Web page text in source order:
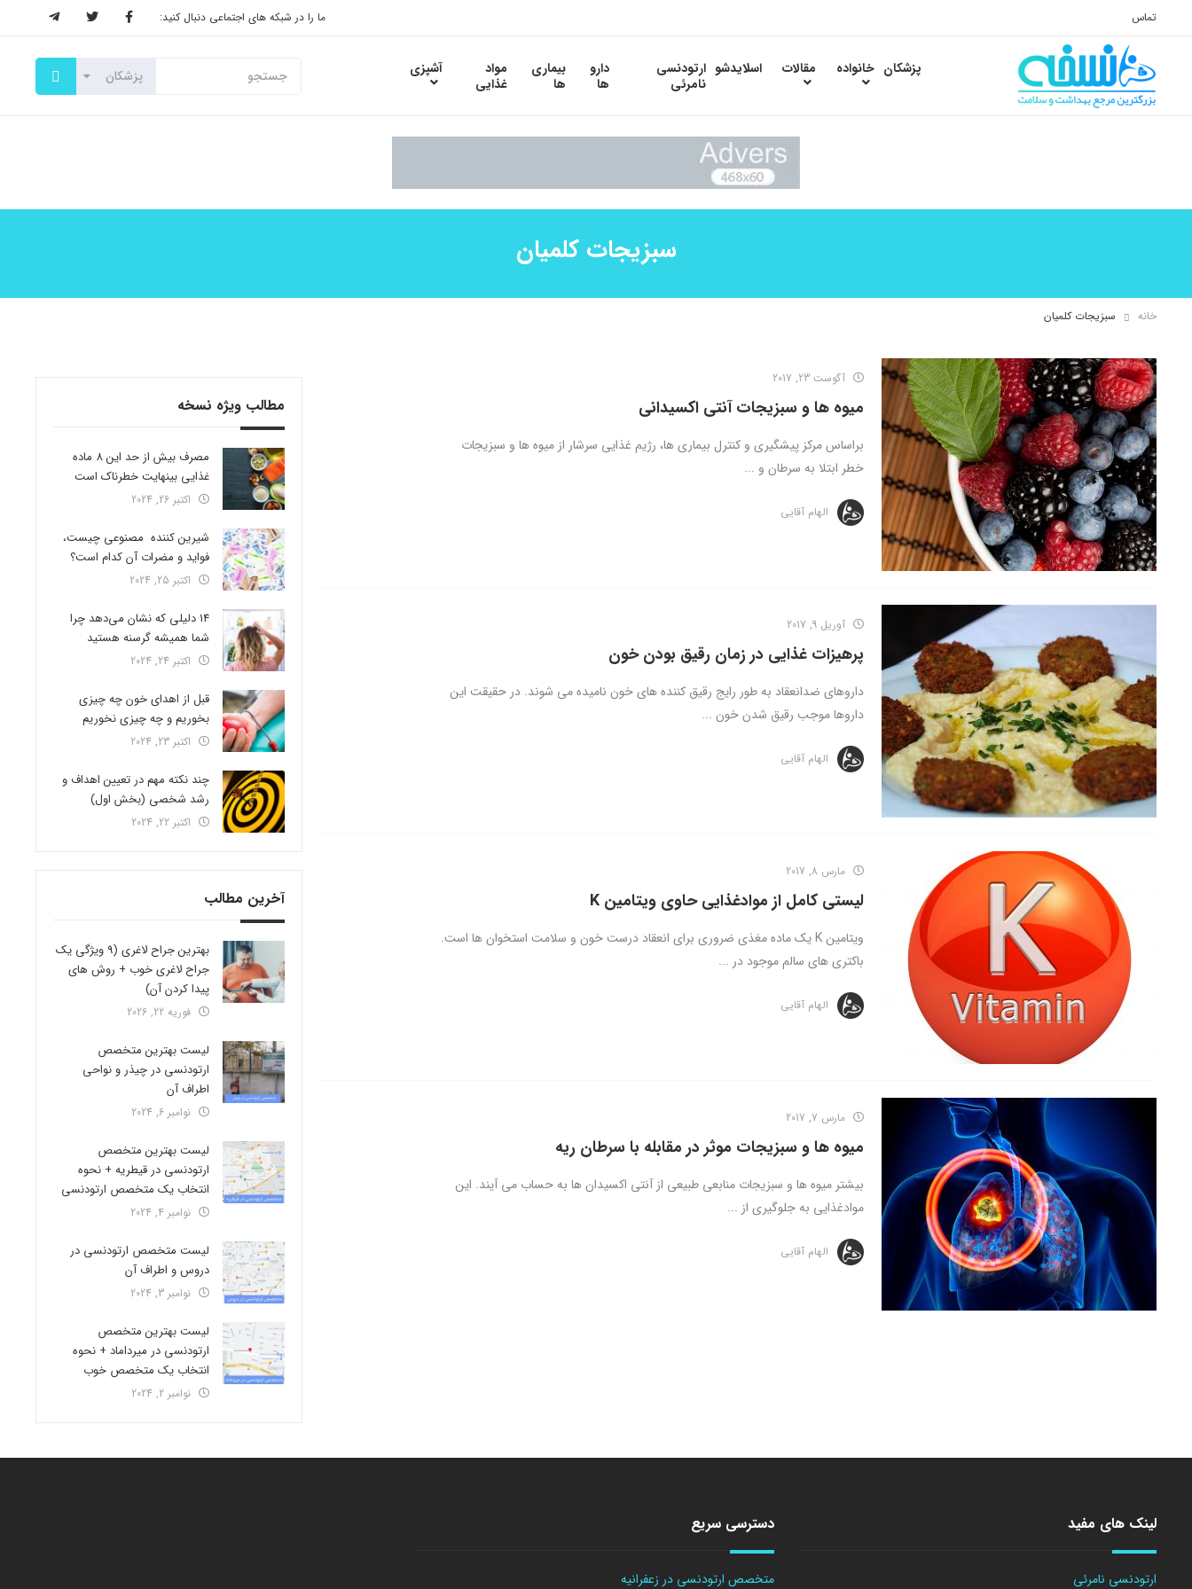
تماس ما را در شبکه های اجتماعی دنبال کنید:
پزشکان خانواده مقالات اسلایدشو ارتودنسی
نامرئی
دارو
ها
بیماری
ها
مواد
غذایی
آشپزی
سبزیجات کلمیان
خانه سبزیجات کلمیان
آگوست 23, 2017
میوه ها و سبزیجات آنتی اکسیدانی
براساس مرکز پیشگیری و کنترل بیماری ها، رژیم غذایی سرشار از میوه ها و سبزیجات
خطر ابتلا به سرطان و ...
الهام آقایی
آوریل 9, 2017
پرهیزات غذایی در زمان رقیق بودن خون
داروهای ضدانعقاد به طور رایج رقیق کننده های خون نامیده می شوند. در حقیقت این
داروها موجب رقیق شدن خون ...
الهام آقایی
مارس 8, 2017
لیستی کامل از موادغذایی حاوی ویتامین K
ویتامین K یک ماده مغذی ضروری برای انعقاد درست خون و سلامت استخوان ها است.
باکتری های سالم موجود در ...
الهام آقایی
مارس 7, 2017
میوه ها و سبزیجات موثر در مقابله با سرطان ریه
بیشتر میوه ها و سبزیجات منابعی طبیعی از آنتی اکسیدان ها به حساب می آیند. این
موادغذایی به جلوگیری از ...
الهام آقایی
مطالب ویژه نسخه
مصرف بیش از حد این 8 ماده
غذایی بینهایت خطرناک است
اکتبر 26, 2024
شیرین کننده مصنوعی چیست،
فواید و مضرات آن کدام است؟
اکتبر 25, 2024
14 دلیلی که نشان می‌دهد چرا
شما همیشه گرسنه هستید
اکتبر 24, 2024
قبل از اهدای خون چه چیزی
بخوریم و چه چیزی نخوریم
اکتبر 23, 2024
چند نکته مهم در تعیین اهداف و
رشد شخصی (بخش اول)
اکتبر 22, 2024
آخرین مطالب
بهترین جراح لاغری (9 ویژگی یک
جراح لاغری خوب + روش های
پیدا کردن آن)
فوریه 22, 2026
لیست بهترین متخصص
ارتودنسی در چیذر و نواحی
اطراف آن
نوامبر 6, 2024
لیست بهترین متخصص
ارتودنسی در قیطریه + نحوه
انتخاب یک متخصص ارتودنسی
نوامبر 4, 2024
لیست متخصص ارتودنسی در
دروس و اطراف آن
نوامبر 3, 2024
لیست بهترین متخصص
ارتودنسی در میرداماد + نحوه
انتخاب یک متخصص خوب
نوامبر 2, 2024
لینک های مفید
ارتودنسی نامرئی
دسترسی سریع
متخصص ارتودنسی در زعفرانیه